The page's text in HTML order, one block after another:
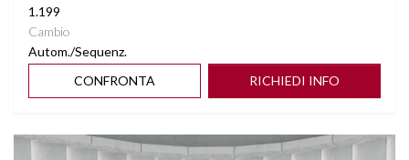
1.199
Cambio
Autom./Sequenz.
CONFRONTA
RICHIEDI INFO
Vedi dettagli